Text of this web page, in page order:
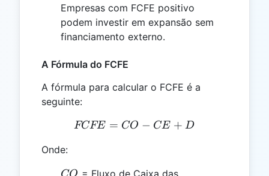
Empresas com FCFE positivo
podem investir em expansão sem
financiamento externo.
A Fórmula do FCFE
A fórmula para calcular o FCFE é a
seguinte:
FCFE = CO - CE + D
FCFE = CO − CE + D
Onde:
CO = Fluxo de Caixa das